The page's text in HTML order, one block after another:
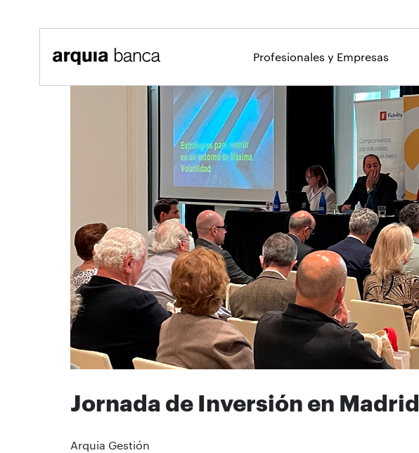
Profesionales y Empresas
Jornada de Inversión en Madrid
Arquia Gestión